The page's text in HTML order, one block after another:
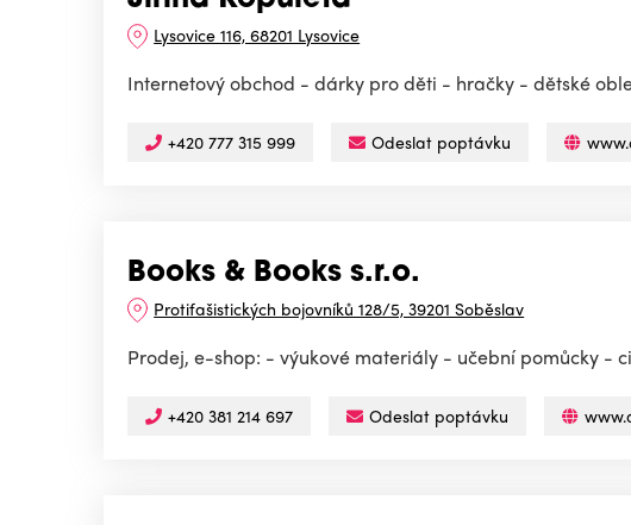
Lysovice 116, 68201 Lysovice
Internetový obchod - dárky pro děti - hračky - dětské
+420 777 315 999 Odeslat poptávku
Books & Books s.r.o.
Protifašistických bojovníků 128/5, 39201 Soběslav
Prodej, e-shop: - výukové materiály - učební pomůcky -
+420 381 214 697 Odeslat poptávku